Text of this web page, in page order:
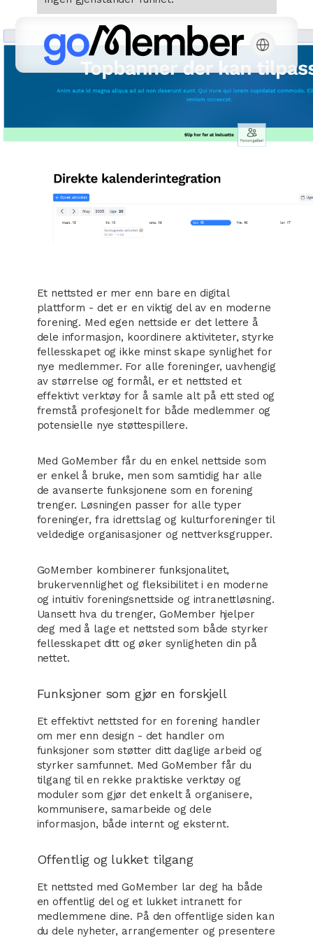
Et nettsted er mer enn bare en digital
plattform - det er en viktig del av en moderne
forening. Med egen nettside er det lettere å
dele informasjon, koordinere aktiviteter, styrke
fellesskapet og ikke minst skape synlighet for
nye medlemmer. For alle foreninger, uavhengig
av størrelse og formål, er et nettsted et
effektivt verktøy for å samle alt på ett sted og
fremstå profesjonelt for både medlemmer og
potensielle nye støttespillere.
Med GoMember får du en enkel nettside som
er enkel å bruke, men som samtidig har alle
de avanserte funksjonene som en forening
trenger. Løsningen passer for alle typer
foreninger, fra idrettslag og kulturforeninger til
veldedige organisasjoner og nettverksgrupper.
GoMember kombinerer funksjonalitet,
brukervennlighet og fleksibilitet i en moderne
og intuitiv foreningsnettside og intranettløsning.
Uansett hva du trenger, GoMember hjelper
deg med å lage et nettsted som både styrker
fellesskapet ditt og øker synligheten din på
nettet.
Funksjoner som gjør en forskjell
Et effektivt nettsted for en forening handler
om mer enn design - det handler om
funksjoner som støtter ditt daglige arbeid og
styrker samfunnet. Med GoMember får du
tilgang til en rekke praktiske verktøy og
moduler som gjør det enkelt å organisere,
kommunisere, samarbeide og dele
informasjon, både internt og eksternt.
Offentlig og lukket tilgang
Et nettsted med GoMember lar deg ha både
en offentlig del og et lukket intranett for
medlemmene dine. På den offentlige siden kan
du dele nyheter, arrangementer og presentere